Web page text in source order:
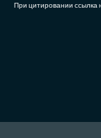
При цитировании ссылка